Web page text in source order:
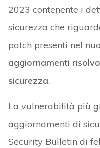
2023 contenente i
sicurezza che
patch presenti nel
aggiornamenti
sicurezza.
La vulnerabilità più
aggiornamenti di
Security Bulletin di